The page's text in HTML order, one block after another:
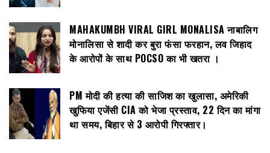
MAHAKUMBH VIRAL GIRL MONALISA नाबालिग
मोनालिसा से शादी कर बुरा फंसा फरहान, लव जिहाद
के आरोपों के साथ POCSO का भी खतरा ।
PM मोदी की हत्या की साजिश का खुलासा, अमेरिकी
खुफिया एजेंसी CIA को भेजा प्रस्ताव, 22 दिन का मांगा
था समय, बिहार से 3 आरोपी गिरफ्तार।